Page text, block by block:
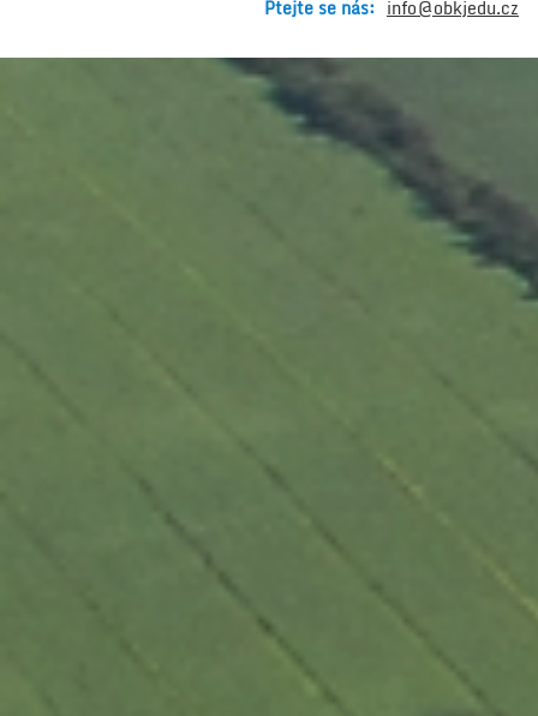
Ptejte se nás: info@obkjedu.cz